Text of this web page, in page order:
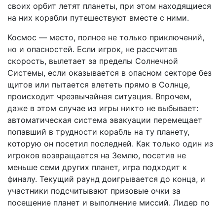
своих орбит летят планеты, при этом находящиеся
на них корабли путешествуют вместе с ними.
Космос — место, полное не только приключений,
но и опасностей. Если игрок, не рассчитав
скорость, вылетает за пределы Солнечной
Системы, если оказывается в опасном секторе без
щитов или пытается влететь прямо в Солнце,
происходит чрезвычайная ситуация. Впрочем,
даже в этом случае из игры никто не выбывает:
автоматическая система эвакуации перемещает
попавший в трудности корабль на ту планету,
которую он посетил последней. Как только один из
игроков возвращается на Землю, посетив не
меньше семи других планет, игра подходит к
финалу. Текущий раунд доигрывается до конца, и
участники подсчитывают призовые очки за
посещение планет и выполнение миссий. Лидер по